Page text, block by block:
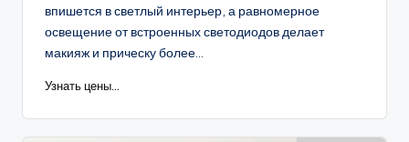
впишется в светлый интерьер, а равномерное
освещение от встроенных светодиодов делает
макияж и прическу более...
Узнать цены...